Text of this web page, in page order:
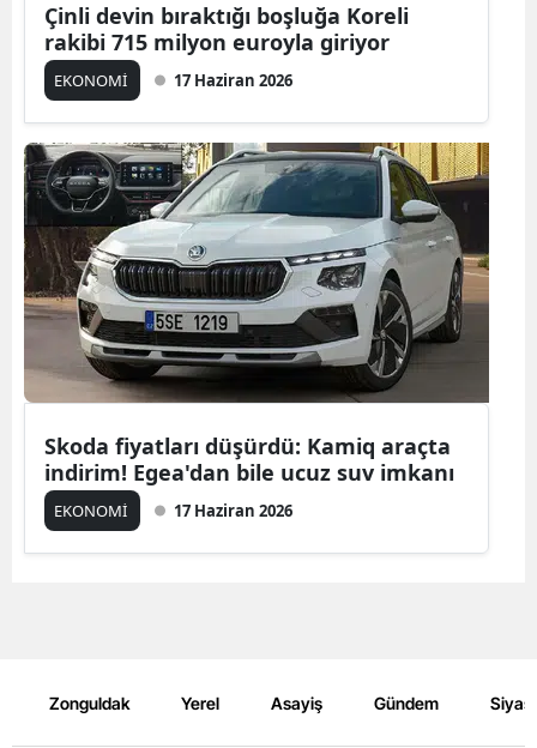
Çinli devin bıraktığı boşluğa Koreli
rakibi 715 milyon euroyla giriyor
EKONOMİ 17 Haziran 2026
Skoda fiyatları düşürdü: Kamiq araçta
indirim! Egea'dan bile ucuz suv imkanı
EKONOMİ 17 Haziran 2026
Zonguldak Yerel Asayiş Gündem